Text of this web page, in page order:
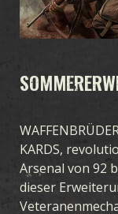
KARDS,
Arsenal von 92
dieser